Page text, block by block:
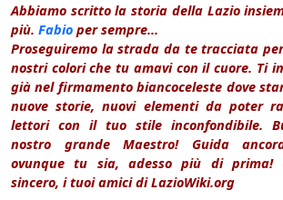
Abbiamo scritto la storia della Lazio
più. Fabio per sempre...
Proseguiremo la strada da te tracciata
nostri colori che tu amavi con il cuore. Ti
già nel firmamento biancoceleste dove
nuove storie, nuovi elementi da poter
lettori con il tuo stile inconfondibile.
nostro grande Maestro! Guida
ovunque tu sia, adesso più di prima!
sincero, i tuoi amici di LazioWiki.org